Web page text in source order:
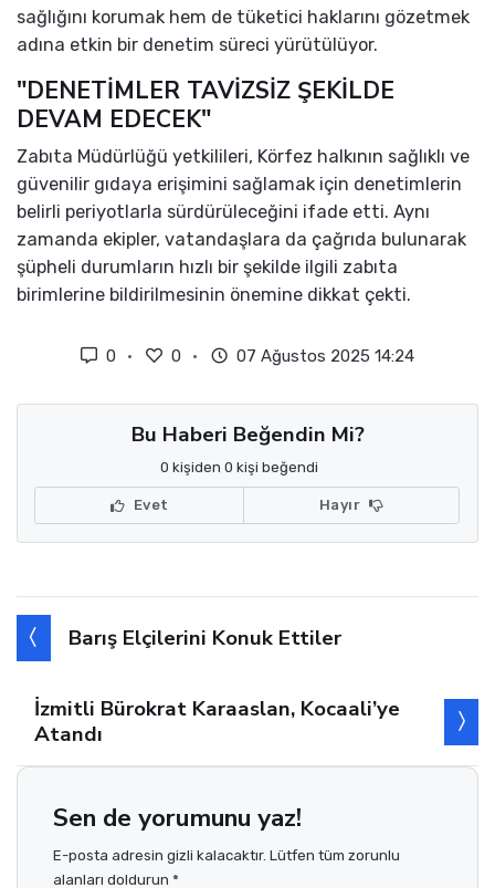
sağlığını korumak hem de tüketici haklarını gözetmek
adına etkin bir denetim süreci yürütülüyor.
"DENETİMLER TAVİZSİZ ŞEKİLDE
DEVAM EDECEK"
Zabıta Müdürlüğü yetkilileri, Körfez halkının sağlıklı ve
güvenilir gıdaya erişimini sağlamak için denetimlerin
belirli periyotlarla sürdürüleceğini ifade etti. Aynı
zamanda ekipler, vatandaşlara da çağrıda bulunarak
şüpheli durumların hızlı bir şekilde ilgili zabıta
birimlerine bildirilmesinin önemine dikkat çekti.
0 0 07 Ağustos 2025 14:24
Bu Haberi Beğendin Mi?
0 kişiden 0 kişi beğendi
Evet Hayır
Barış Elçilerini Konuk Ettiler
İzmitli Bürokrat Karaaslan, Kocaali’ye
Atandı
Sen de yorumunu yaz!
E-posta adresin gizli kalacaktır. Lütfen tüm zorunlu
alanları doldurun *